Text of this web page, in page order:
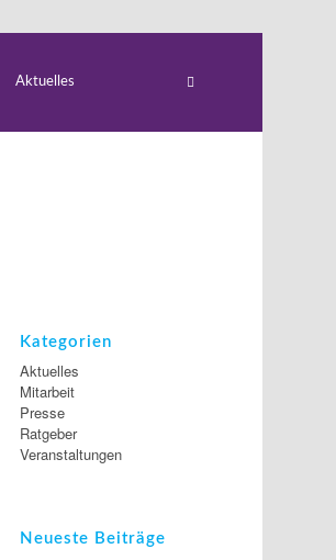
Aktuelles
Kategorien
Aktuelles
Mitarbeit
Presse
Ratgeber
Veranstaltungen
Neueste Beiträge